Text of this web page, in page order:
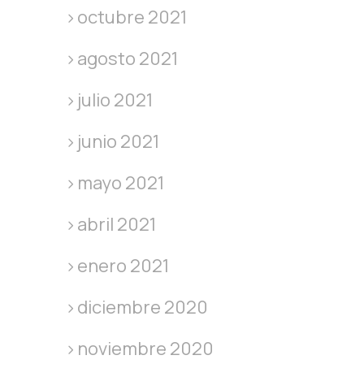
octubre 2021
agosto 2021
julio 2021
junio 2021
mayo 2021
abril 2021
enero 2021
diciembre 2020
noviembre 2020